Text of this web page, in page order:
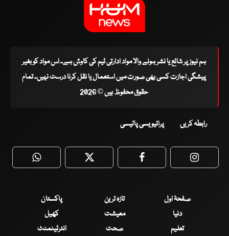
ہم نیوز پر شائع یا نشر ہونے والا مواد ادارتی ٹیم کی کاوش ہے۔ اس مواد کو بغیر
پیشگی اجازت کسی بھی صورت میں استعمال یا نقل کرنا درست نہیں۔ تمام
حقوق محفوظ ہیں © 2026
رابطہ کریں پرائیویسی پالیسی
WhatsApp Twitter Facebook
صفحۂ اول تازہ ترین
پاکستان
دنیا
معیشت
کھیل
تعلیم
صحت
انٹرٹینمنٹ